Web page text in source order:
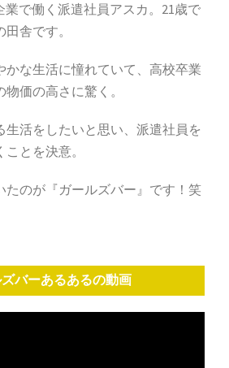
で働く派遣社員アスカ。21歳で
舎です。
かな生活に憧れていて、高校卒業
価の高さに驚く。
生活をしたいと思い、派遣社員を
とを決意。
たのが『ガールズバー』です！笑
バーあるあるの動画